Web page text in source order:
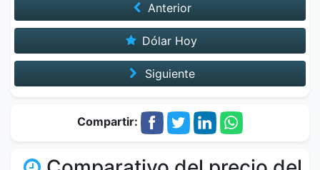
Anterior
Dólar Hoy
Siguiente
Compartir: